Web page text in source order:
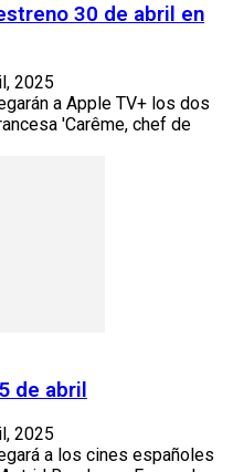
30 de abril en
2025
a Apple TV+ los dos
'Carême, chef de
de abril
2025
a los cines españoles